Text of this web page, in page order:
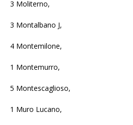
3 Moliterno,
3 Montalbano J,
4 Montemilone,
1 Montemurro,
5 Montescaglioso,
1 Muro Lucano,